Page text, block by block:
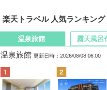
楽天トラベル 人気ランキング
温泉旅館
温泉旅館 更新日時：2026/08/08 06:00
露天風呂